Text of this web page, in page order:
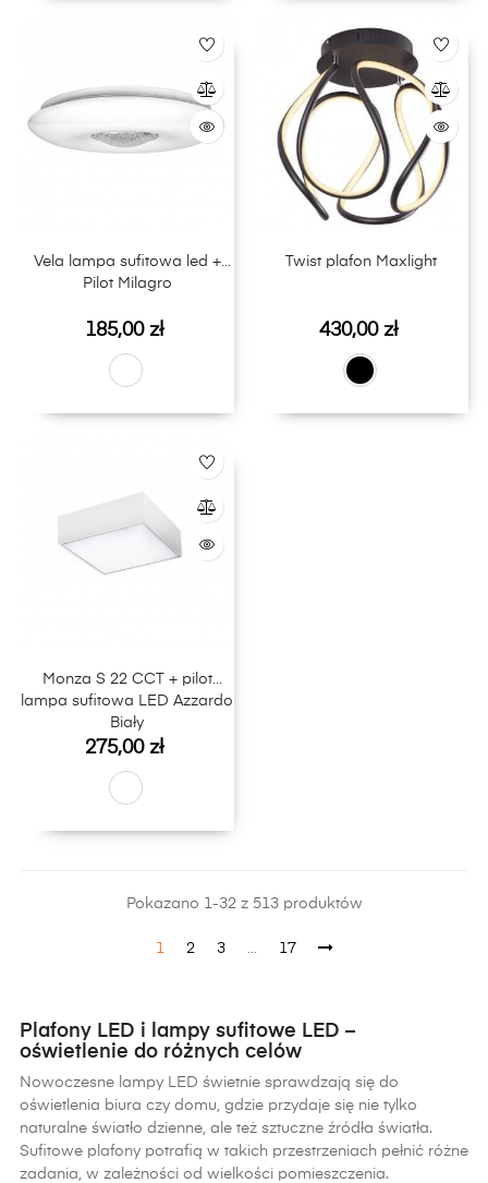
Vela lampa sufitowa led +
Pilot Milagro
Cena
185,00 zł
Twist plafon Maxlight
Cena
430,00 zł
Monza S 22 CCT + pilot
lampa sufitowa LED Azzardo
Biały
Cena
275,00 zł
Pokazano 1-32 z 513 produktów
1 2 3 … 17
Plafony LED i lampy sufitowe LED –
oświetlenie do różnych celów
Nowoczesne lampy LED świetnie sprawdzają się do
oświetlenia biura czy domu, gdzie przydaje się nie tylko
naturalne światło dzienne, ale też sztuczne źródła światła.
Sufitowe plafony potrafią w takich przestrzeniach pełnić różne
zadania, w zależności od wielkości pomieszczenia.